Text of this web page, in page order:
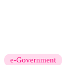
e-Government